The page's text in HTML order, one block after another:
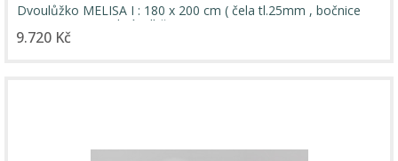
Dvoulůžko MELISA I : 180 x 200 cm ( čela tl.25mm , bočnice
18mm ) - jen osobní odběr
9.720 Kč